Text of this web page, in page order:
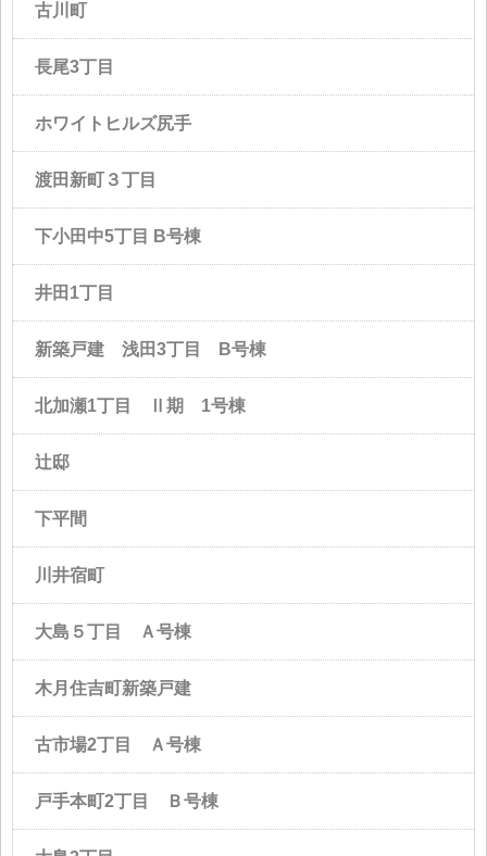
古川町
長尾3丁目
ホワイトヒルズ尻手
渡田新町３丁目
下小田中5丁目 B号棟
井田1丁目
新築戸建 浅田3丁目 B号棟
北加瀬1丁目 Ⅱ期 1号棟
辻邸
下平間
川井宿町
大島５丁目 Ａ号棟
木月住吉町新築戸建
古市場2丁目 Ａ号棟
戸手本町2丁目 Ｂ号棟